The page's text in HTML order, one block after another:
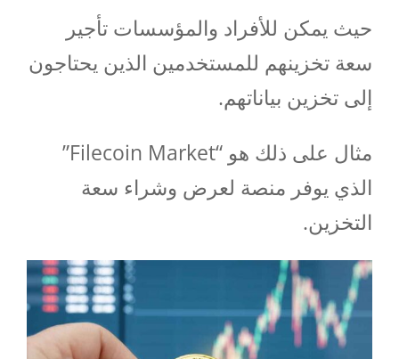
حيث يمكن للأفراد والمؤسسات تأجير
سعة تخزينهم للمستخدمين الذين يحتاجون
إلى تخزين بياناتهم.
مثال على ذلك هو “Filecoin Market”
الذي يوفر منصة لعرض وشراء سعة
التخزين.